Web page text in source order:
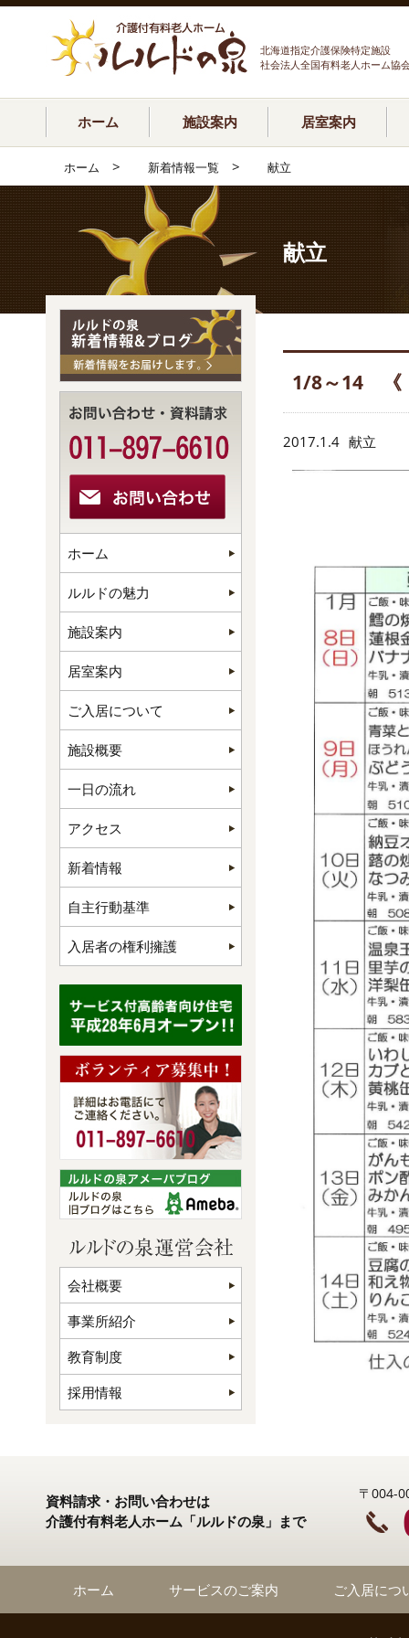
北海道指定介護保険特定施設
社会法人全国有料老人ホーム協
ホーム 施設案内 居室案内
ホーム > 新着情報一覧 > 献立
献立
1/8～14
2017.1.4 献立
ホーム
ルルドの魅力
施設案内
居室案内
ご入居について
施設概要
一日の流れ
アクセス
新着情報
自主行動基準
入居者の権利擁護
会社概要
事業所紹介
教育制度
採用情報
資料請求・お問い合わせは
介護付有料老人ホーム「ルルドの泉」まで
〒004-
ホーム サービスのご案内 ご入居につ